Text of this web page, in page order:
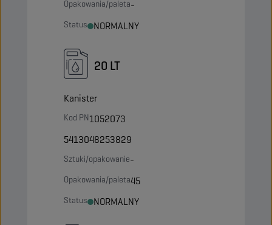
Opakowania/paleta-
Status NORMALNY
20 LT
Kanister
Kod PN1052073
5413048253829
Sztuki/opakowanie-
Opakowania/paleta45
Status NORMALNY